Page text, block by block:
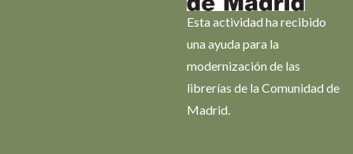
Esta actividad ha recibido
una ayuda para la
modernización de las
librerías de la Comunidad de
Madrid.